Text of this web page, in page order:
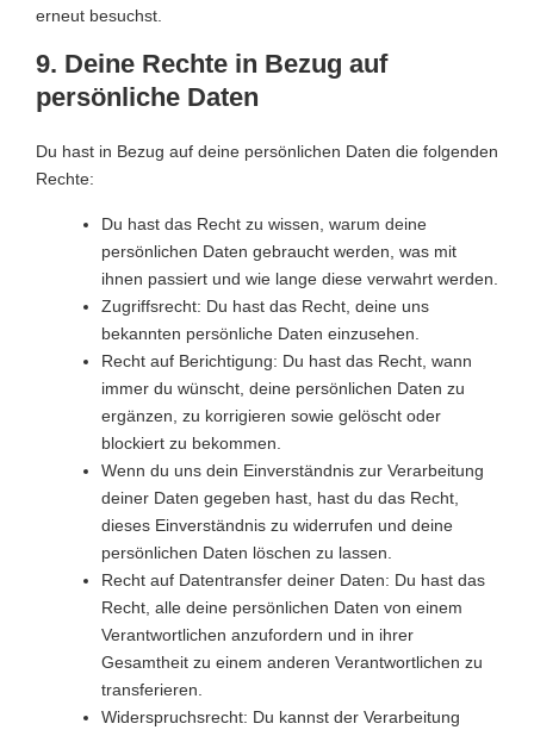
erneut besuchst.
9. Deine Rechte in Bezug auf
persönliche Daten
Du hast in Bezug auf deine persönlichen Daten die folgenden
Rechte:
Du hast das Recht zu wissen, warum deine
persönlichen Daten gebraucht werden, was mit
ihnen passiert und wie lange diese verwahrt werden.
Zugriffsrecht: Du hast das Recht, deine uns
bekannten persönliche Daten einzusehen.
Recht auf Berichtigung: Du hast das Recht, wann
immer du wünscht, deine persönlichen Daten zu
ergänzen, zu korrigieren sowie gelöscht oder
blockiert zu bekommen.
Wenn du uns dein Einverständnis zur Verarbeitung
deiner Daten gegeben hast, hast du das Recht,
dieses Einverständnis zu widerrufen und deine
persönlichen Daten löschen zu lassen.
Recht auf Datentransfer deiner Daten: Du hast das
Recht, alle deine persönlichen Daten von einem
Verantwortlichen anzufordern und in ihrer
Gesamtheit zu einem anderen Verantwortlichen zu
transferieren.
Widerspruchsrecht: Du kannst der Verarbeitung